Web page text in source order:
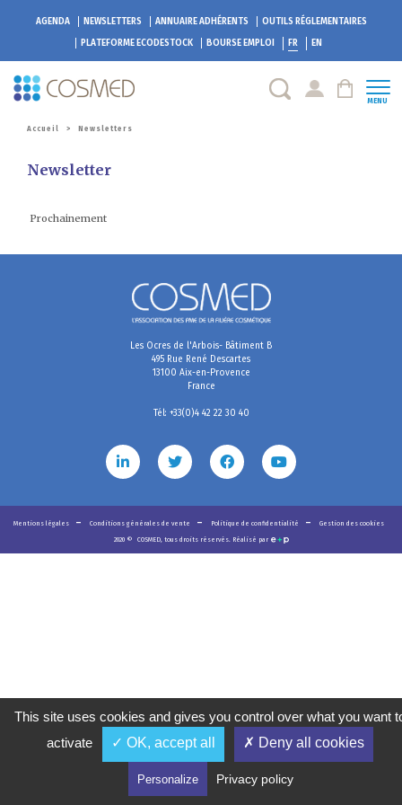
AGENDA NEWSLETTERS ANNUAIRE ADHÉRENTS
OUTILS RÉGLEMENTAIRES
PLATEFORME ECODESTOCK BOURSE EMPLOI FR EN
MENU
Accueil > Newsletters
Newsletter
Prochainement
Les Ocres de l'Arbois- Bâtiment B
495 Rue René Descartes
13100 Aix-en-Provence
France
Tél: +33(0)4 42 22 30 40
Mentions légales Conditions générales de vente Politique de confidentialité
Gestion des cookies
2020 © COSMED, tous droits réservés. Réalisé par
This site uses cookies and gives you control over what you want
activate
✓ OK, accept all ✗ Deny all cookies
Personalize Privacy policy